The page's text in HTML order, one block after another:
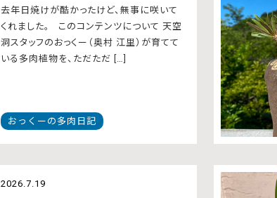
去年日焼けが酷かったけど、無事に咲いて
くれました。 このコンテンツについて 天空
洞スタッフのおっくー（奥村 江里）が育てて
いる多肉植物を、ただただ […]
おっくーの多肉日記
2026.7.19